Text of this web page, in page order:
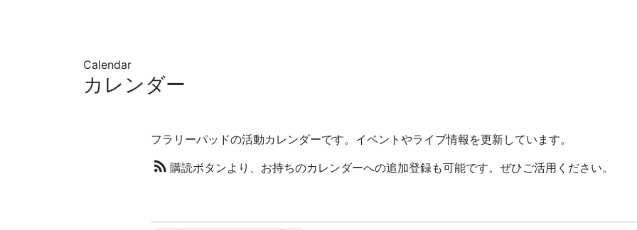
Calendar
カレンダー
フラリーパッドの活動カレンダーです。イベントやライブ情報を更新しています。
購読ボタンより、お持ちのカレンダーへの追加登録も可能です。ぜひご活用ください。